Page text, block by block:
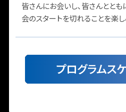
皆さんにお会いし、皆さんとと
会のスタートを切れることを楽し